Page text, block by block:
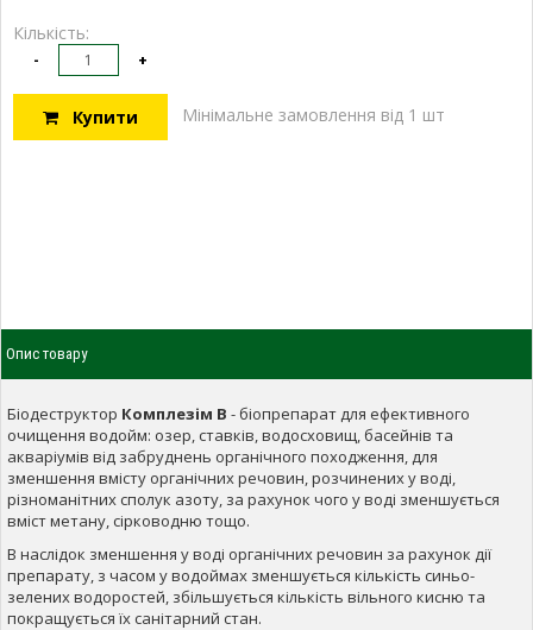
Кількість:
- +
Купити Мінімальне замовлення від 1 шт
Опис товару
Біодеструктор Комплезім В - біопрепарат для ефективного
очищення водойм: озер, ставків, водосховищ, басейнів та
акваріумів від забруднень органічного походження, для
зменшення вмісту органічних речовин, розчинених у воді,
різноманітних сполук азоту, за рахунок чого у воді зменшується
вміст метану, сірководню тощо.
В наслідок зменшення у воді органічних речовин за рахунок дії
препарату, з часом у водоймах зменшується кількість синьо-
зелених водоростей, збільшується кількість вільного кисню та
покращується їх санітарний стан.